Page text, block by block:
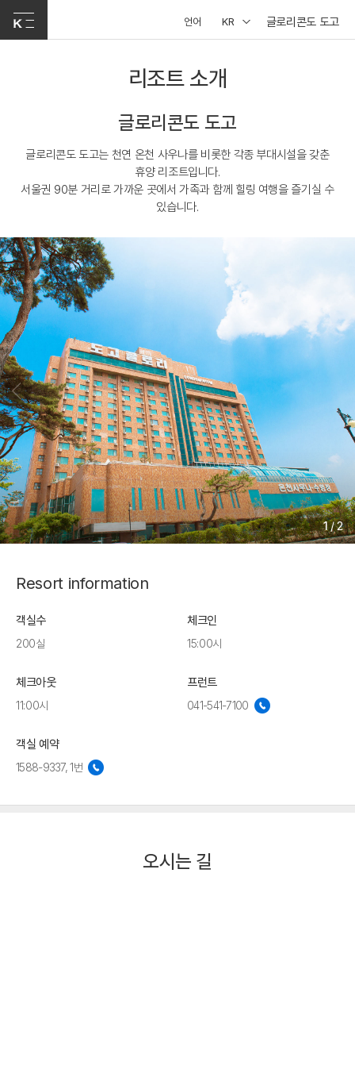
언어 KR 글로리콘도 도고
리조트 소개
글로리콘도 도고
글로리콘도 도고는 천연 온천 사우나를 비롯한 각종 부대시설을 갖춘
휴양 리조트입니다.
서울권 90분 거리로 가까운 곳에서 가족과 함께 힐링 여행을 즐기실 수
있습니다.
1/2
Resort information
객실수
200실
체크인
15:00시
체크아웃
11:00시
프런트
041-541-7100
객실 예약
1588-9337, 1번
오시는 길